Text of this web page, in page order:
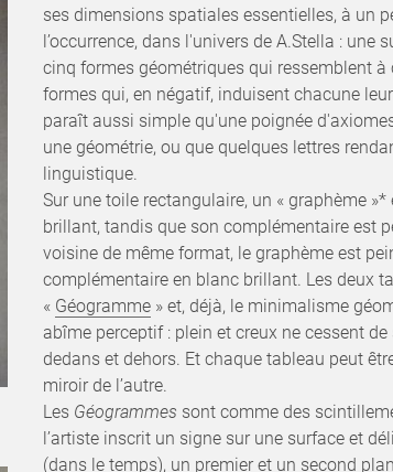
ses dimensions spatiales essentielles, à un
l’occurrence, dans l'univers de A.Stella : une
cinq formes géométriques qui ressemblent à
formes qui, en négatif, induisent chacune
paraît aussi simple qu'une poignée
une géométrie, ou que quelques lettres
linguistique.
Sur une toile rectangulaire, un « graphème
brillant, tandis que son complémentaire est
voisine de même format, le graphème est
complémentaire en blanc brillant. Les deux
« Géogramme » et, déjà, le minimalisme
abîme perceptif : plein et creux ne cessent de
dedans et dehors. Et chaque tableau peut
miroir de l’autre.
Les Géogrammes sont comme des
l’artiste inscrit un signe sur une surface et
(dans le temps), un premier et un second